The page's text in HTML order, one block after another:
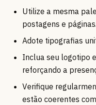
Utilize a mesma
postagens e páginas.
Adote tipografias
Inclua seu logotipo
reforçando a
Verifique
estão coerentes